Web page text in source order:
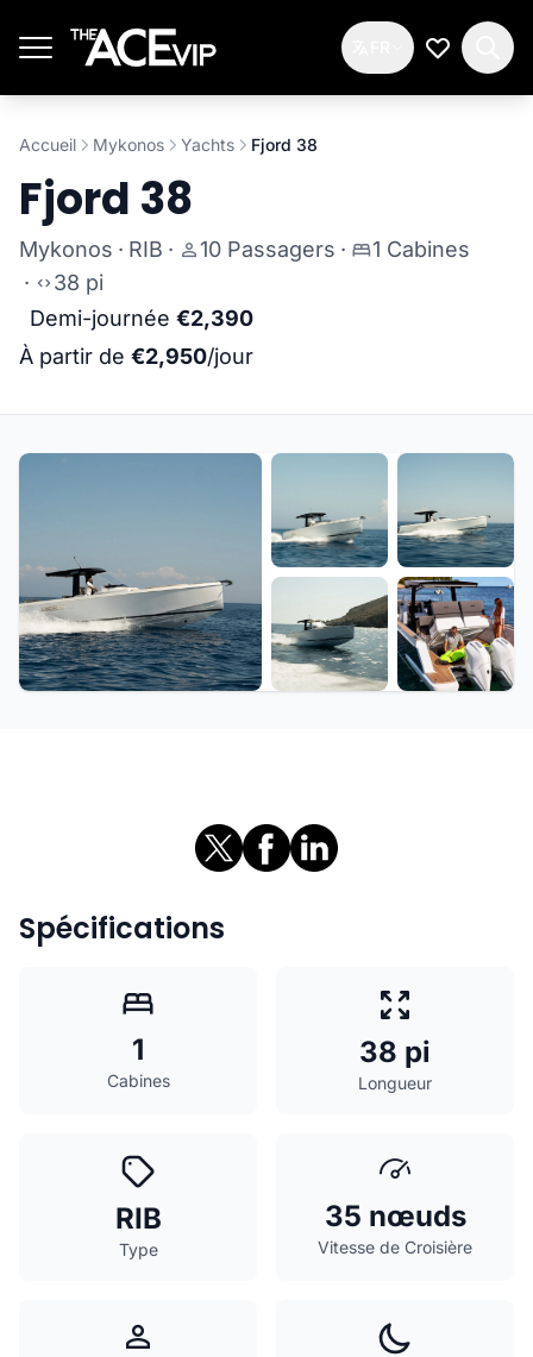
Ma Liste
Accueil Mykonos Yachts Fjord 38
Fjord 38
Mykonos · RIB · 10 Passagers ·
1 Cabines
·
38 pi
Demi-journée €2,390
À partir de €2,950/jour
Spécifications
1
Cabines
38 pi
Longueur
RIB
Type
35 nœuds
Vitesse de Croisière